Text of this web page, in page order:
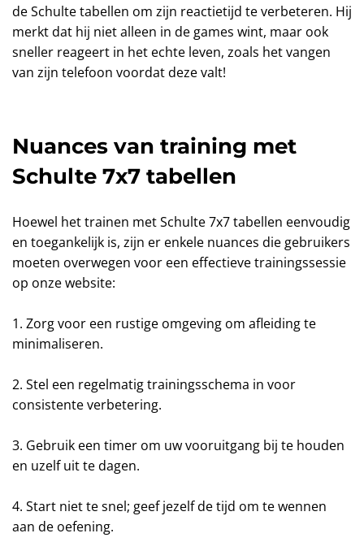
de Schulte tabellen om zijn reactietijd te verbeteren. Hij
merkt dat hij niet alleen in de games wint, maar ook
sneller reageert in het echte leven, zoals het vangen
van zijn telefoon voordat deze valt!
Nuances van training met
Schulte 7x7 tabellen
Hoewel het trainen met Schulte 7x7 tabellen eenvoudig
en toegankelijk is, zijn er enkele nuances die gebruikers
moeten overwegen voor een effectieve trainingssessie
op onze website:
1. Zorg voor een rustige omgeving om afleiding te
minimaliseren.
2. Stel een regelmatig trainingsschema in voor
consistente verbetering.
3. Gebruik een timer om uw vooruitgang bij te houden
en uzelf uit te dagen.
4. Start niet te snel; geef jezelf de tijd om te wennen
aan de oefening.